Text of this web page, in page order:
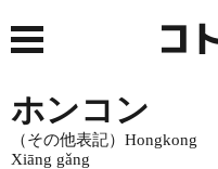
ホンコン
（その他表記）Hongkong
Xiāng gǎng